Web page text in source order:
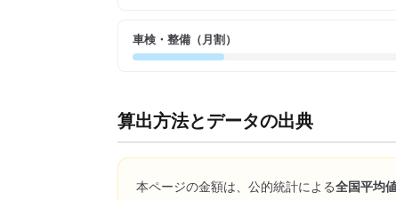
車検・整備（月割）
算出方法とデータの出典
本ページの金額は、公的統計による全国平均